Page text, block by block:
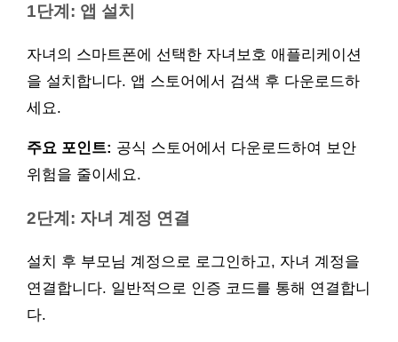
1단계: 앱 설치
자녀의 스마트폰에 선택한 자녀보호 애플리케이션
을 설치합니다. 앱 스토어에서 검색 후 다운로드하
세요.
주요 포인트: 공식 스토어에서 다운로드하여 보안
위험을 줄이세요.
2단계: 자녀 계정 연결
설치 후 부모님 계정으로 로그인하고, 자녀 계정을
연결합니다. 일반적으로 인증 코드를 통해 연결합니
다.